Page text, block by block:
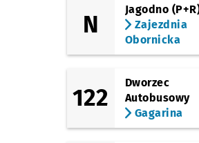
Przystanek na życzenie
(Podwale)
Renoma
Dworzec Główny
(Stawowa)
Dworzec Główny
N
Jagodno
Zajezdnia
Obornicka
122
Dworzec
Autobusowy
Gagarina